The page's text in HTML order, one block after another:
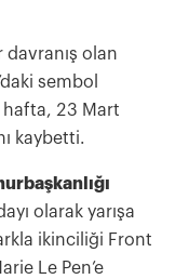
olan
sembol
hafta, 23 Mart
kaybetti.
olarak yarışa
ikinciliği Front
Le Pen’e